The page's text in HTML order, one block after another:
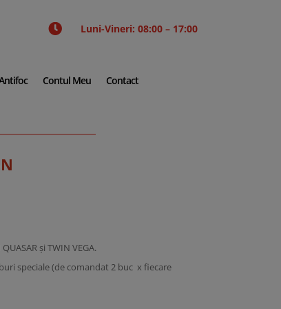
 Luni-Vineri: 08:00 – 17:00
Contul Meu Contact
și TWIN VEGA.
speciale (de comandat 2 buc x fiecare